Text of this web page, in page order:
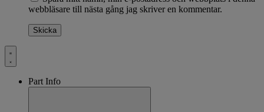
webbläsare till nästa gång jag skriver en kommentar.
Part Info